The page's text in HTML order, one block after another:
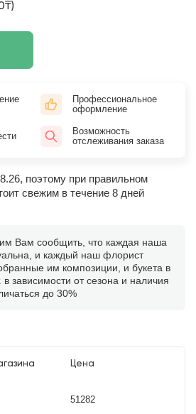
Профессиональное
оформление
Возможность
отслеживания заказа
поэтому при правильном
свежим в течение 8 дней
Вам сообщить, что каждая наша
и каждый наш флорист
им композиции, и букета в
в зависимости от сезона и наличия
до 30%
Цена
51282